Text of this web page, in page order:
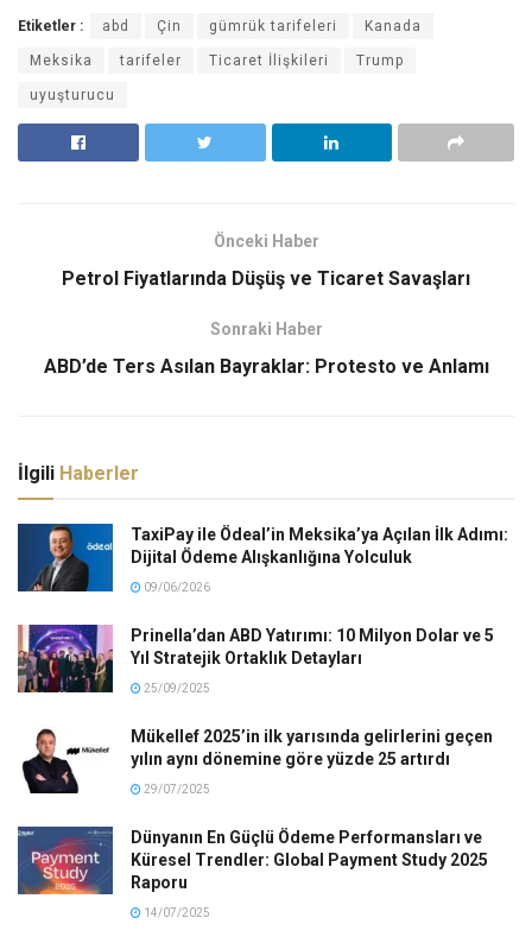
Etiketler : abd Çin gümrük tarifeleri Kanada
Meksika tarifeler Ticaret İlişkileri Trump
uyuşturucu
Önceki Haber
Petrol Fiyatlarında Düşüş ve Ticaret Savaşları
Sonraki Haber
ABD’de Ters Asılan Bayraklar: Protesto ve Anlamı
İlgili Haberler
TaxiPay ile Ödeal’in Meksika’ya Açılan İlk Adımı:
Dijital Ödeme Alışkanlığına Yolculuk
09/06/2026
Prinella’dan ABD Yatırımı: 10 Milyon Dolar ve 5
Yıl Stratejik Ortaklık Detayları
25/09/2025
Mükellef 2025’in ilk yarısında gelirlerini geçen
yılın aynı dönemine göre yüzde 25 artırdı
29/07/2025
Dünyanın En Güçlü Ödeme Performansları ve
Küresel Trendler: Global Payment Study 2025
Raporu
14/07/2025